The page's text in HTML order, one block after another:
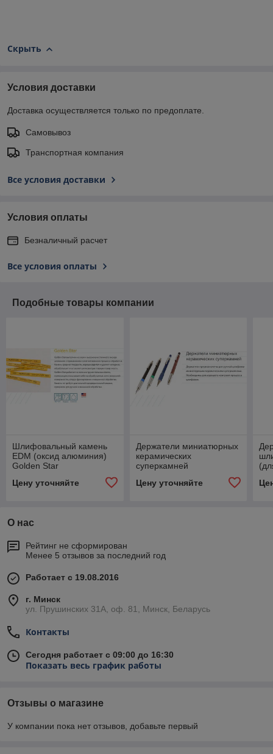
Скрыть
Условия доставки
Доставка осуществляется только по предоплате.
Самовывоз
Транспортная компания
Все условия доставки
Условия оплаты
Безналичный расчет
Все условия оплаты
Подобные товары компании
Шлифовальный камень
EDM (оксид алюминия)
Golden Star
Цену уточняйте
Держатели миниатюрных
керамических
суперкамней
Цену уточняйте
О нас
Рейтинг не сформирован
Менее 5 отзывов за последний год
Работает с 19.08.2016
г. Минск
ул. Прушинских 31А, оф. 81, Минск, Беларусь
Контакты
Сегодня работает с 09:00 до 16:30
Показать весь график работы
Отзывы о магазине
У компании пока нет отзывов, добавьте первый